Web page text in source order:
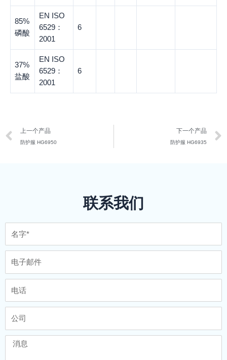
85%
磷酸
EN ISO
6529：
2001
6
37%
盐酸
EN ISO
6529：
2001
6
上一个产品
防护服 HG6950
下一个产品
防护服 HG6935
联系我们